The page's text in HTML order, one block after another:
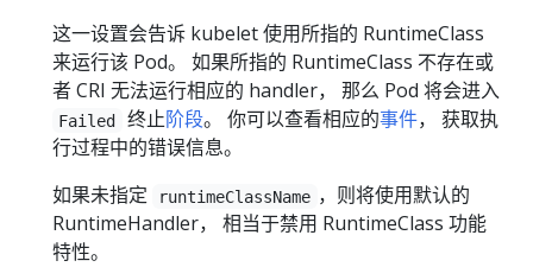
这一设置会告诉 kubelet 使用所指的 RuntimeClass
来运行该 Pod。 如果所指的 RuntimeClass 不存在或
者 CRI 无法运行相应的 handler， 那么 Pod 将会进入
Failed 终止阶段。 你可以查看相应的事件， 获取执
行过程中的错误信息。
如果未指定
runtimeClassName ，则将使用默认的
RuntimeHandler， 相当于禁用 RuntimeClass 功能
特性。